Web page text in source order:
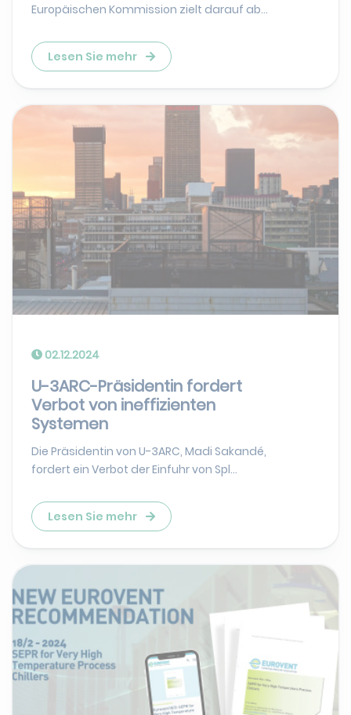
Europäischen Kommission zielt darauf ab...
Lesen Sie mehr
02.12.2024
U-3ARC-Präsidentin fordert
Verbot von ineffizienten
Systemen
Die Präsidentin von U-3ARC, Madi Sakandé,
fordert ein Verbot der Einfuhr von Spl...
Lesen Sie mehr